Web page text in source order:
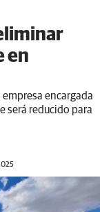
en
encargada
será reducido para